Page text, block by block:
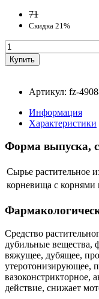
71
Скидка 21%
Артикул: fz-
Информация
Характеристики
Форма выпуска,
Сырье растительное
корневища с корнями
Средство
дубильные вещества,
вяжущее, дубящее,
утеротонизирующее,
вазоконстрикторное,
действие, снижает